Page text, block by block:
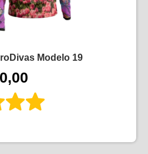
Modelo 19